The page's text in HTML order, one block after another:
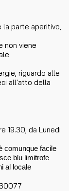
la parte aperitivo,
non viene
riguardo alle
all'atto della
19.30, da Lunedi
comunque facile
blu limitrofe
al locale